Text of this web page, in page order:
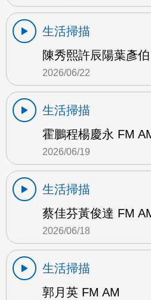
生活掃描
陳秀熙許辰陽葉彥
2026/06/22
生活掃描
霍鵬程楊慶永 FM
2026/06/19
生活掃描
蔡佳芬黃俊達 FM
2026/06/18
生活掃描
郭月英 FM AM